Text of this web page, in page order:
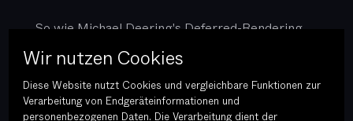
Wir nutzen Cookies
Diese Website nutzt Cookies und vergleichbare Funktionen zur
Verarbeitung von Endgeräteinformationen und
personenbezogenen Daten. Die Verarbeitung dient der
So wie Michael Deering's Deferred-Rendering
kann Epics Nanite als Wendepunkt verstanden
werden. Sowohl in der Art und Weise wie wir
über Echtzeit-Rendering denken, als auch im
Vorgehen. Im Gegensatz zu Deering (1988)